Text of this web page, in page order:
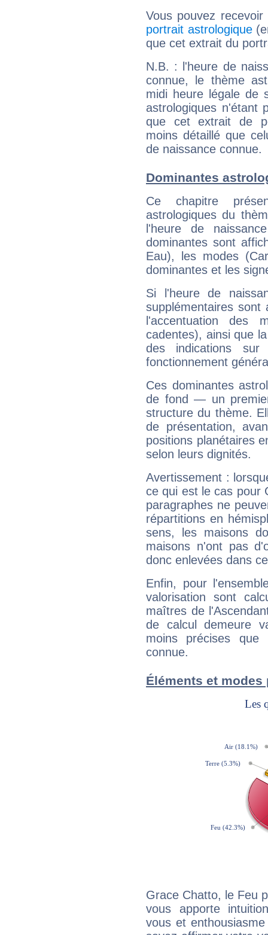
Vous pouvez
portrait astrologique
que cet extrait du
N.B. : l'heure de
connue, le thème
midi heure légale de
astrologiques n'étant
que cet extrait de
moins détaillé que
de naissance connue.
Dominantes
Ce chapitre
astrologiques du
l'heure de
dominantes sont
Eau), les modes
dominantes et les
Si l'heure de
supplémentaires sont
l'accentuation des
cadentes), ainsi que
des indications sur
fonctionnement
Ces dominantes
de fond — un
structure du thème.
de présentation,
positions planétaires
selon leurs dignités.
Avertissement :
ce qui est le cas pour
paragraphes ne
répartitions en
sens, les maisons
maisons n'ont pas
donc enlevées dans
Enfin, pour
valorisation sont
maîtres de
de calcul demeure
moins précises que
connue.
Éléments et modes
Grace Chatto, le Feu
vous apporte
vous et